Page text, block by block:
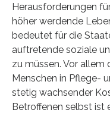
Herausforderungen
höher werdende
bedeutet für die
auftretende soziale
zu müssen. Vor allem
Menschen in Pflege-
stetig wachsender
Betroffenen selbst ist